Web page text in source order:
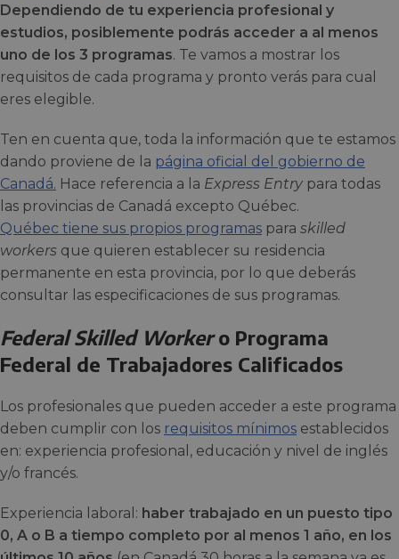
Dependiendo de tu experiencia profesional y
estudios, posiblemente podrás acceder a al menos
uno de los 3 programas. Te vamos a mostrar los
requisitos de cada programa y pronto verás para cual
eres elegible.
Ten en cuenta que, toda la información que te estamos
dando proviene de la página oficial del gobierno de
Canadá. Hace referencia a la Express Entry para todas
las provincias de Canadá excepto Québec.
Québec tiene sus propios programas para skilled
workers que quieren establecer su residencia
permanente en esta provincia, por lo que deberás
consultar las especificaciones de sus programas.
Federal Skilled Workero Programa
Federal de Trabajadores Calificados
Los profesionales que pueden acceder a este programa
deben cumplir con los requisitos mínimos establecidos
en: experiencia profesional, educación y nivel de inglés
y/o francés.
Experiencia laboral: haber trabajado en un puesto tipo
0, A o B a tiempo completo por al menos 1 año, en los